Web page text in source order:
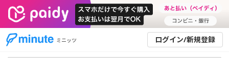
ミニッツ ログイン/新規登録